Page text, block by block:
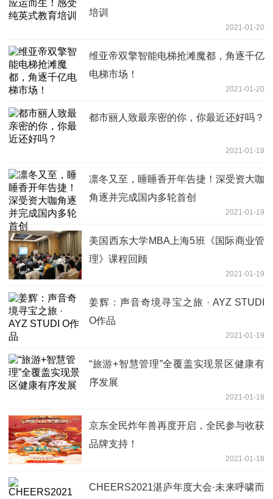
培训
2021-01-20
维亚帝双擎智能电梯抢滩魔都，角逐千亿
电梯市场！
2021-01-20
都市丽人致最亲密的你，你最近还好吗？
2021-01-19
凛冬又至，睡睡香开年告捷！深受资大咖
角逐并完成国内多轮首创
2021-01-19
美国西东大学MBA上海5班《国际商业管
理》课程回顾
2021-01-19
姜辉：声音奇境寻宝之旅 · AYZ STUDI
O作品
2021-01-19
“旅游+智慧管理”全覆盖实现景区健康有
序发展
2021-01-18
京东全民炸年兽再度开启，全民参与收获
品牌支持！
2021-01-18
CHEERS2021湛庐年度大会·未来呼啸而